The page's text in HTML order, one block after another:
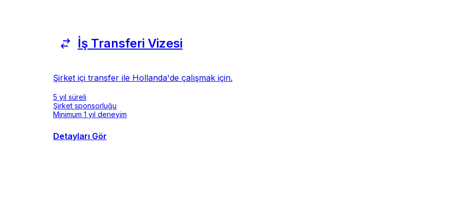
İş Transferi Vizesi
Şirket içi transfer ile Hollanda'de çalışmak için.
5 yıl süreli
Şirket sponsorluğu
Minimum 1 yıl deneyim
Detayları Gör